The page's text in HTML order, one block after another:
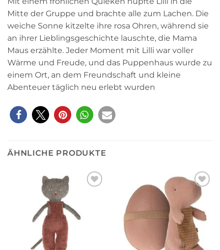
Mitte der Gruppe und brachte alle zum Lachen. Die
weiche Sonne kitzelte ihre rosa Ohren, während sie
an ihrer Lieblingsgeschichte lauschte, die Mama
Maus erzählte. Jeder Moment mit Lilli war voller
Wärme und Freude, und das Puppenhaus wurde zu
einem Ort, an dem Freundschaft und kleine
Abenteuer täglich neu erlebt wurden
ÄHNLICHE PRODUKTE
Wunschliste
Wunschliste